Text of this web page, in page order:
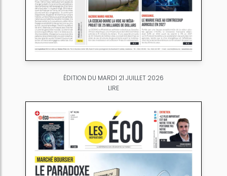
ÉDITION DU MARDI 21 JUILLET 2026
LIRE